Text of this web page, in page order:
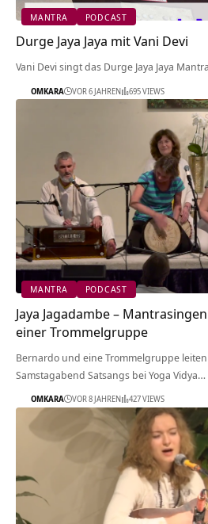
MANTRA PODCAST
Durge Jaya Jaya mit Vani Devi
Vani Devi singt das Durge Jaya Jaya
OMKARA VOR 6 JAHREN 695 VIEWS
MANTRA PODCAST
Jaya Jagadambe –
einer Trommelgruppe
Bernardo und eine Trommelgruppe
Samstagabend Satsangs bei Yoga Vidya…
OMKARA VOR 8 JAHREN 427 VIEWS